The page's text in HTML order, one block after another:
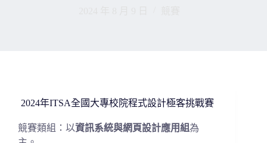
2024年ITSA全國大專校院程式設計極客挑戰賽
競賽類組：以資訊系統與網頁設計應用組為